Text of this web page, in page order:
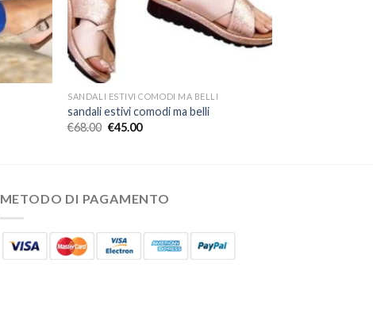
SANDALI ESTIVI COMODI MA BELLI
sandali estivi comodi ma belli
€68.00 €45.00
METODO DI PAGAMENTO